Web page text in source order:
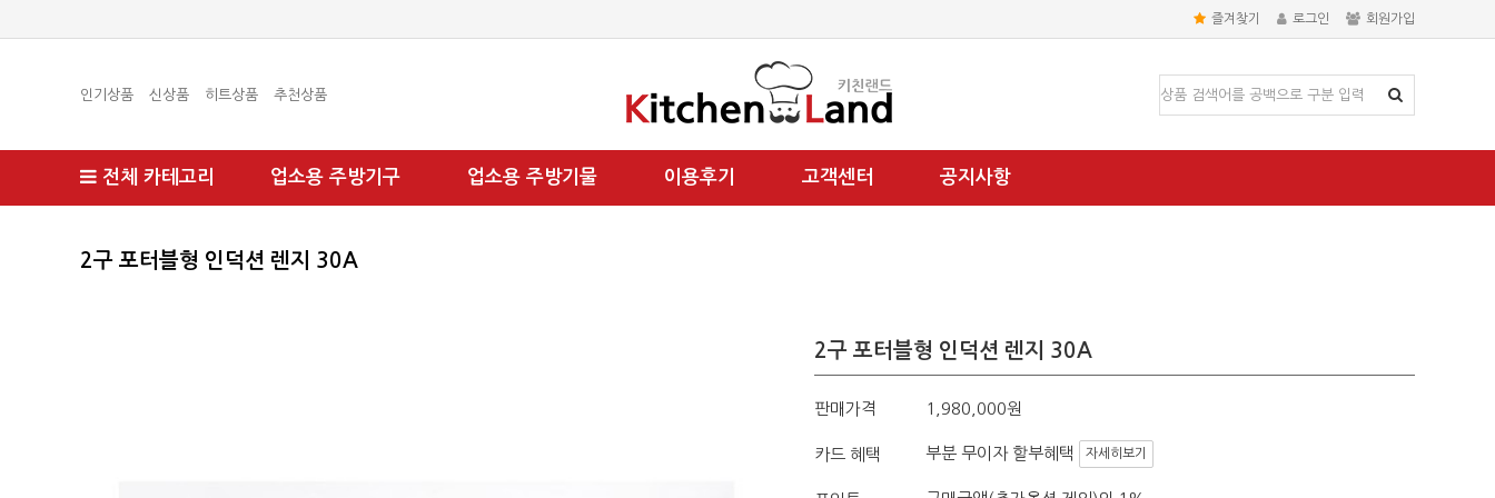
즐겨찾기 로그인 회원가입
인기상품 신상품 히트상품 추천상품
전체 카테고리 업소용 주방기구 업소용 주방기물 이용후기 고객센터 공지사항
2구 포터블형 인덕션 렌지 30A
2구 포터블형 인덕션 렌지 30A
판매가격 1,980,000원
카드 혜택 부분 무이자 할부혜택 자세히보기